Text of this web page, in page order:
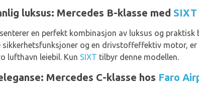
luksus: Mercedes B-klasse med SIXT
en perfekt kombinasjon av luksus og
og en drivstoffeffektiv motor,
lufthavn leiebil. Kun SIXT tilbyr denne modellen.
Mercedes C-klasse hos Faro